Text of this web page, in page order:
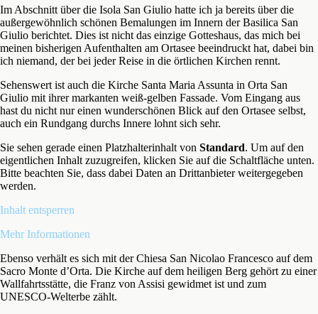
Im Abschnitt über die Isola San Giulio hatte ich ja bereits über die
außergewöhnlich schönen Bemalungen im Innern der Basilica San
Giulio berichtet. Dies ist nicht das einzige Gotteshaus, das mich bei
meinen bisherigen Aufenthalten am Ortasee beeindruckt hat, dabei bin
ich niemand, der bei jeder Reise in die örtlichen Kirchen rennt.
Sehenswert ist auch die Kirche Santa Maria Assunta in Orta San
Giulio mit ihrer markanten weiß-gelben Fassade. Vom Eingang aus
hast du nicht nur einen wunderschönen Blick auf den Ortasee selbst,
auch ein Rundgang durchs Innere lohnt sich sehr.
Sie sehen gerade einen Platzhalterinhalt von Standard. Um auf den
eigentlichen Inhalt zuzugreifen, klicken Sie auf die Schaltfläche unten.
Bitte beachten Sie, dass dabei Daten an Drittanbieter weitergegeben
werden.
Inhalt entsperren
Mehr Informationen
Ebenso verhält es sich mit der Chiesa San Nicolao Francesco auf dem
Sacro Monte d’Orta. Die Kirche auf dem heiligen Berg gehört zu einer
Wallfahrtsstätte, die Franz von Assisi gewidmet ist und zum
UNESCO-Welterbe zählt.